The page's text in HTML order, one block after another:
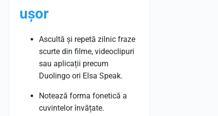
ușor
Ascultă și repetă zilnic fraze
scurte din filme, videoclipuri
sau aplicații precum
Duolingo ori Elsa Speak.
Notează forma fonetică a
cuvintelor învățate.